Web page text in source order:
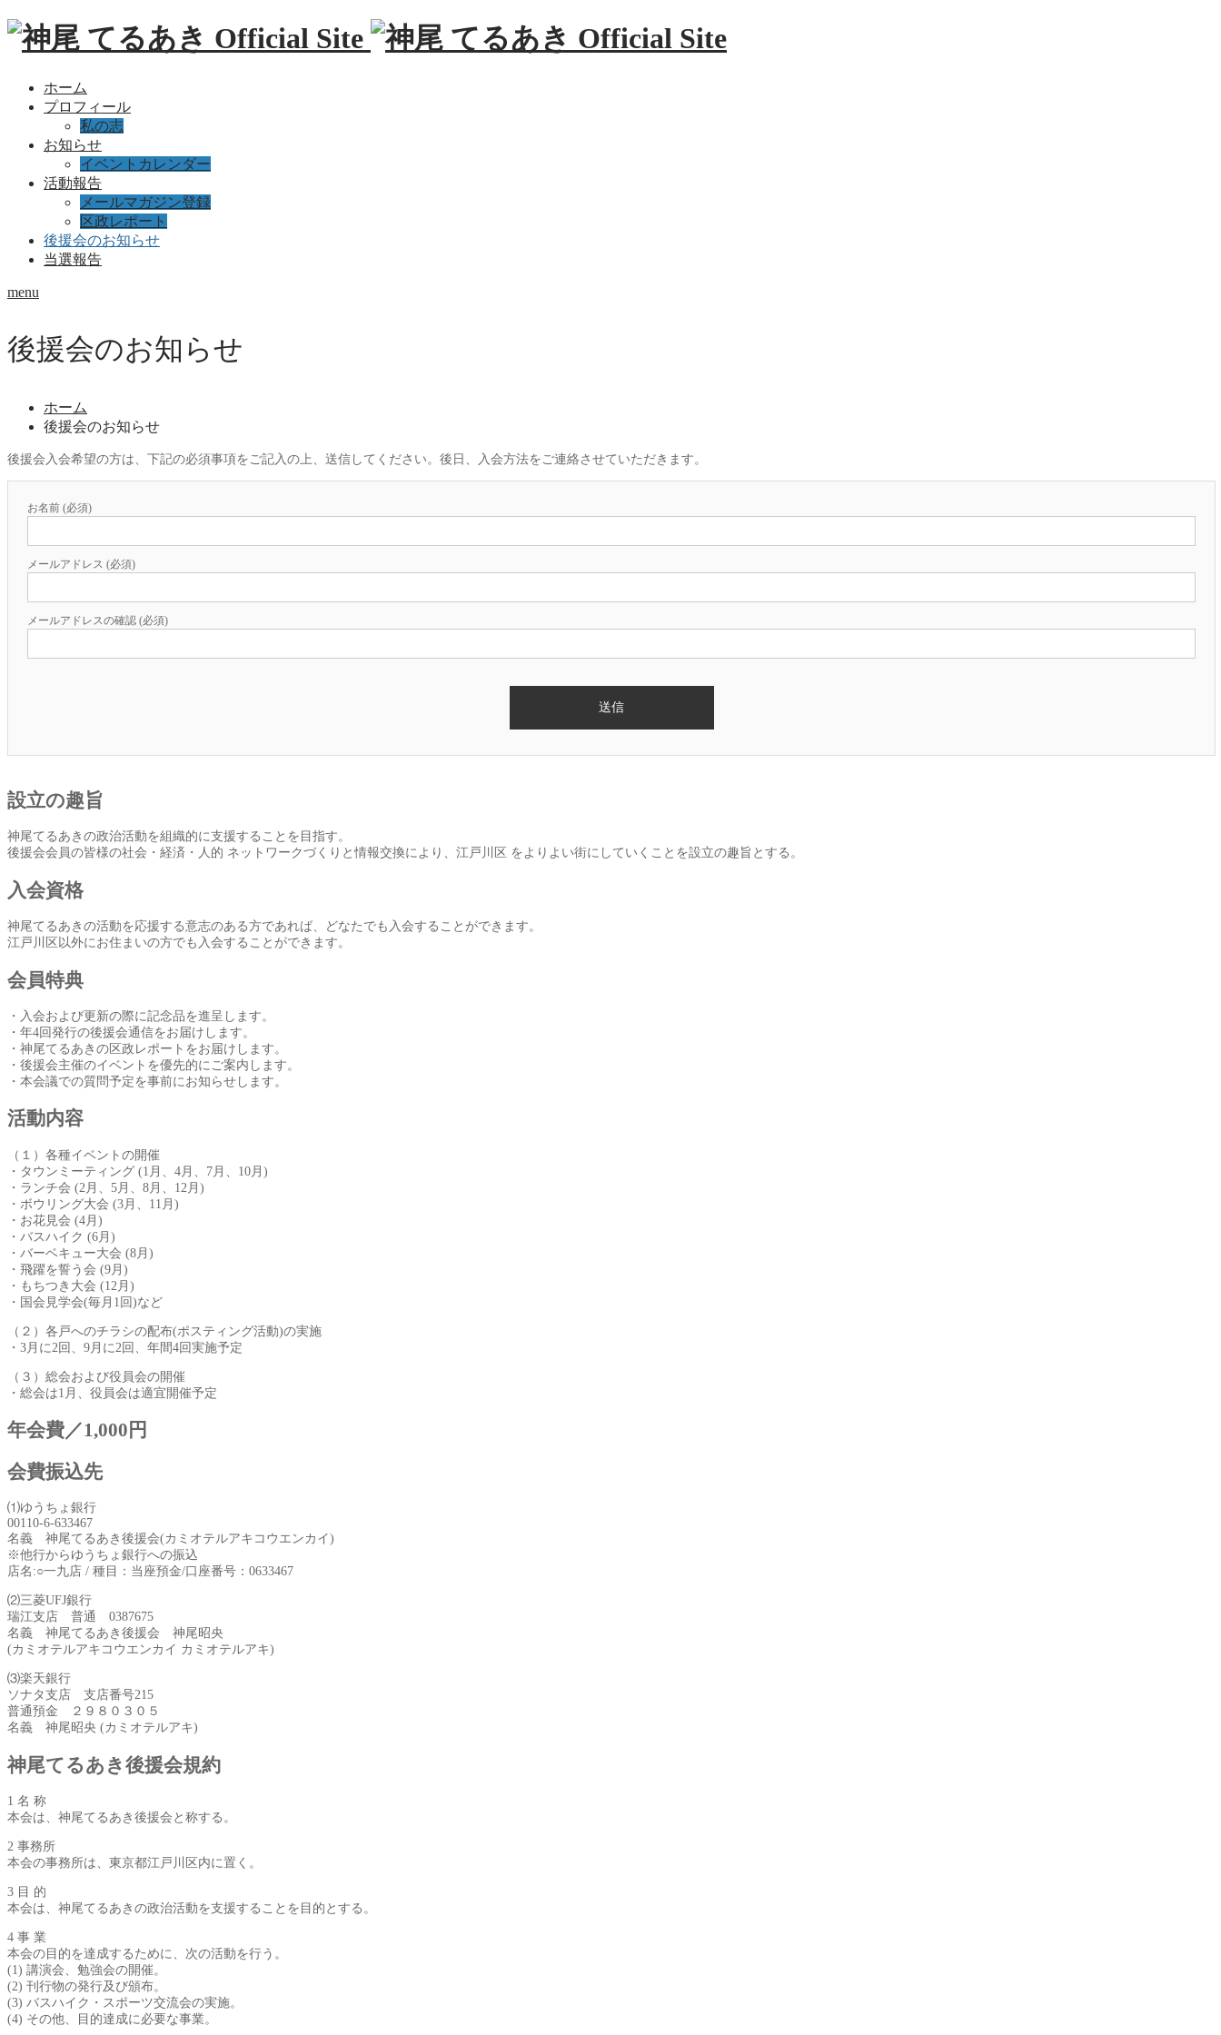
ホーム
プロフィール
私の志
お知らせ
イベントカレンダー
活動報告
メールマガジン登録
区政レポート
後援会のお知らせ
当選報告
menu
後援会のお知らせ
ホーム
後援会のお知らせ
後援会入会希望の方は、下記の必須事項をご記入の上、送信してください。後日、入会方法をご連絡させていただきます。
お名前 (必須)
メールアドレス (必須)
メールアドレスの確認 (必須)
設立の趣旨
神尾てるあきの政治活動を組織的に支援することを目指す。
後援会会員の皆様の社会・経済・人的 ネットワークづくりと情報交換により、江戸川区 をよりよい街にしていくことを設立の趣旨とする。
入会資格
神尾てるあきの活動を応援する意志のある方であれば、どなたでも入会することができます。
江戸川区以外にお住まいの方でも入会することができます。
会員特典
・入会および更新の際に記念品を進呈します。
・年4回発行の後援会通信をお届けします。
・神尾てるあきの区政レポートをお届けします。
・後援会主催のイベントを優先的にご案内します。
・本会議での質問予定を事前にお知らせします。
活動内容
（１）各種イベントの開催
・タウンミーティング (1月、4月、7月、10月)
・ランチ会 (2月、5月、8月、12月)
・ボウリング大会 (3月、11月)
・お花見会 (4月)
・バスハイク (6月)
・バーベキュー大会 (8月)
・飛躍を誓う会 (9月)
・もちつき大会 (12月)
・国会見学会(毎月1回)など
（２）各戸へのチラシの配布(ポスティング活動)の実施
・3月に2回、9月に2回、年間4回実施予定
（３）総会および役員会の開催
・総会は1月、役員会は適宜開催予定
年会費／1,000円
会費振込先
⑴ゆうちょ銀行
00110-6-633467
名義 神尾てるあき後援会(カミオテルアキコウエンカイ)
※他行からゆうちょ銀行への振込
店名:○一九店 / 種目：当座預金/口座番号：0633467
⑵三菱UFJ銀行
瑞江支店 普通 0387675
名義 神尾てるあき後援会 神尾昭央
(カミオテルアキコウエンカイ カミオテルアキ)
⑶楽天銀行
ソナタ支店 支店番号215
普通預金 ２９８０３０５
名義 神尾昭央 (カミオテルアキ)
神尾てるあき後援会規約
1 名 称
本会は、神尾てるあき後援会と称する。
2 事務所
本会の事務所は、東京都江戸川区内に置く。
3 目 的
本会は、神尾てるあきの政治活動を支援することを目的とする。
4 事 業
本会の目的を達成するために、次の活動を行う。
(1) 講演会、勉強会の開催。
(2) 刊行物の発行及び頒布。
(3) バスハイク・スポーツ交流会の実施。
(4) その他、目的達成に必要な事業。